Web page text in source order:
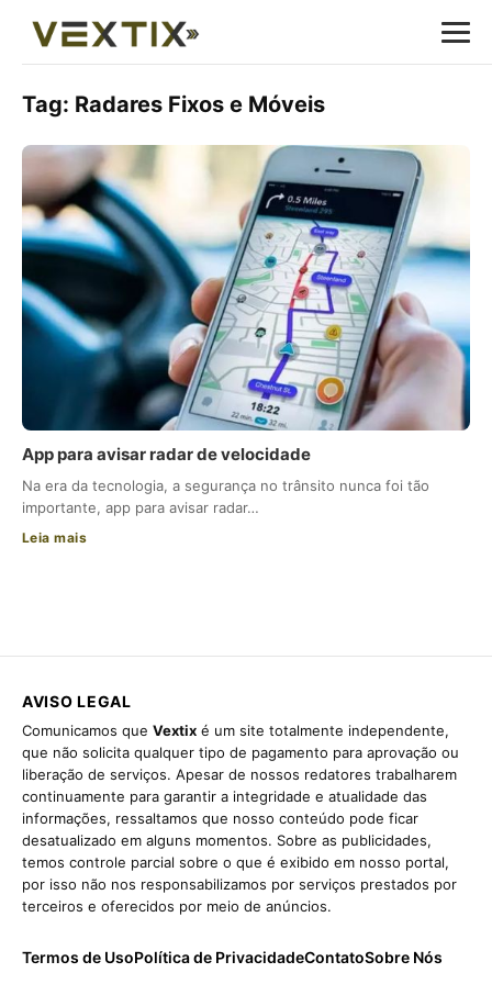
Tag: Radares Fixos e Móveis
App para avisar radar de velocidade
Na era da tecnologia, a segurança no trânsito nunca foi tão
importante, app para avisar radar…
Leia mais
AVISO LEGAL
Comunicamos que Vextix é um site totalmente independente,
que não solicita qualquer tipo de pagamento para aprovação ou
liberação de serviços. Apesar de nossos redatores trabalharem
continuamente para garantir a integridade e atualidade das
informações, ressaltamos que nosso conteúdo pode ficar
desatualizado em alguns momentos. Sobre as publicidades,
temos controle parcial sobre o que é exibido em nosso portal,
por isso não nos responsabilizamos por serviços prestados por
terceiros e oferecidos por meio de anúncios.
Termos de UsoPolítica de PrivacidadeContatoSobre Nós